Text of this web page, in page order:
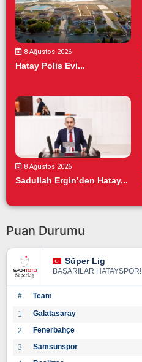
8 Ağustos 2026
Hatay Polis Evi...
8 Ağustos 2026
Sadullah Ergin’den Hatay...
Puan Durumu
Süper Lig
BAŞARILAR HATAYSPOR!
# Team
1 Galatasaray
2
Fenerbahçe
3
Samsunspor